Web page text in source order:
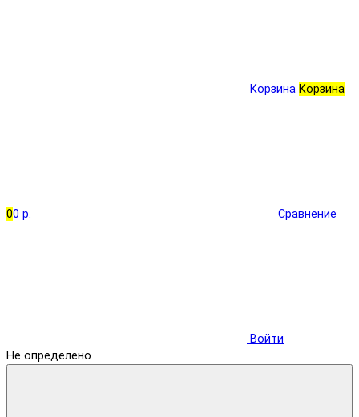
Корзина Корзина
00 р. Сравнение
Войти
Не определено